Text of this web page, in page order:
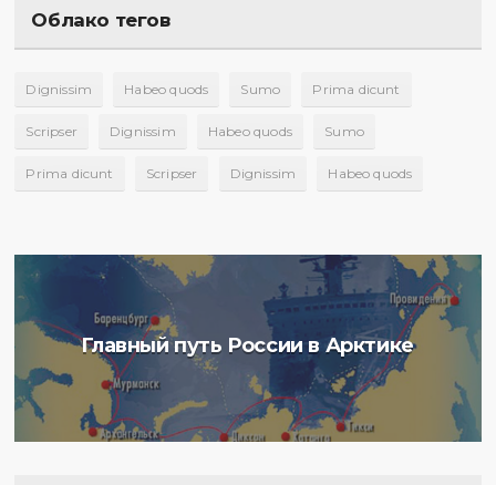
Облако тегов
Dignissim Habeo quods Sumo Prima dicunt
Scripser Dignissim Habeo quods Sumo
Prima dicunt Scripser Dignissim Habeo quods
Главный путь России в Арктике